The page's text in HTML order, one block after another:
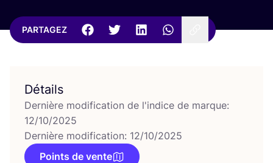
PARTAGEZ
Détails
Dernière modification de l'indice de marque:
12/10/2025
Dernière modification: 12/10/2025
Points de vente